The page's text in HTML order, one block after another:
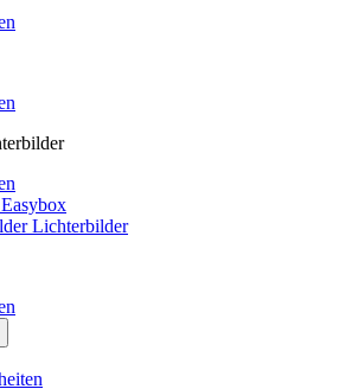
Easybox
Lichterbilder